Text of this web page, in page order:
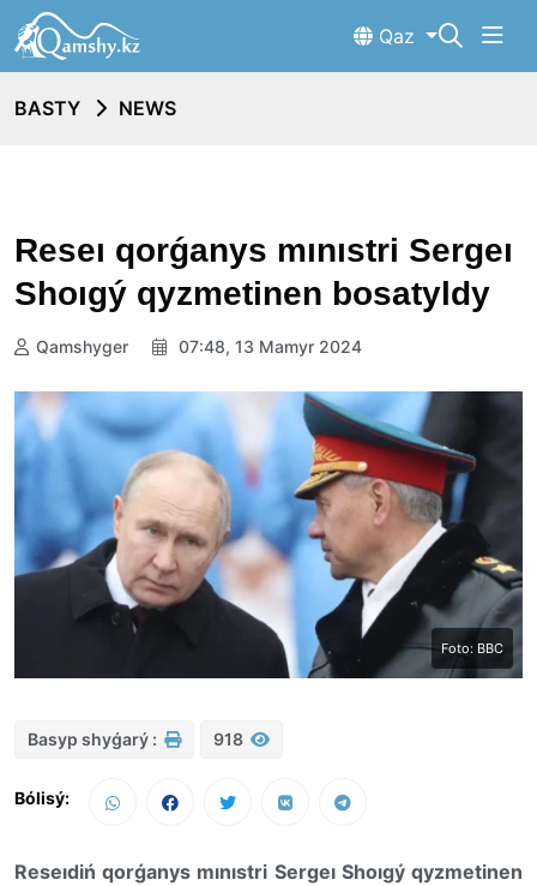
Qaz
BASTY NEWS
Reseı qorǵanys mınıstri Sergeı
Shoıgý qyzmetinen bosatyldy
Qamshyger 07:48, 13 Mamyr 2024
Foto: BBC
Basyp shyǵarý : 918
Bólisý:
Reseıdiń qorǵanys mınıstri Sergeı Shoıgý qyzmetinen